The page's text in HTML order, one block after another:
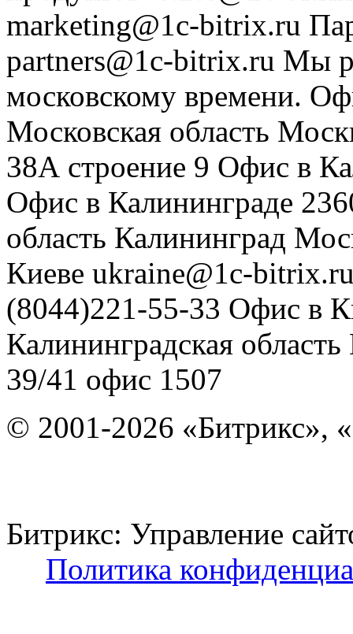
marketing@1c-bitrix.ru
partners@1c-bitrix.ru Мы
московскому времени.
Московская область
38А строение 9 Офис в
Офис в Калининграде
область Калининград
Киеве ukraine@1c-
(8044)221-55-33 Офис в
Калининградская область
39/41 офис 1507
© 2001-2026 «Битрикс»,
Битрикс: Управление
Политика